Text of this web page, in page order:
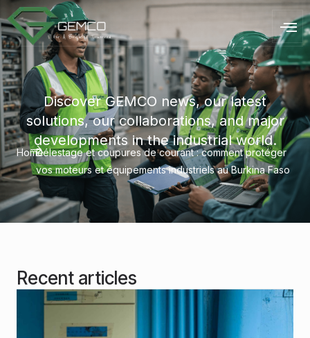
Discover GEMCO news, our latest
solutions, our collaborations, and major
developments in the industrial world.
HomeDélestage et coupures de courant : comment protéger
vos moteurs et équipements industriels au Burkina Faso
Recent articles